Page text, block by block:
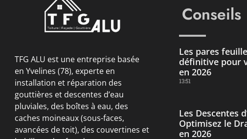
TFG ALU est une entreprise basée
en Yvelines (78), experte en
installation et réparation des
gouttières et descentes d’eau
pluviales, des boîtes à eau, des
caches moineaux (sous-faces,
avancées de toit), des couvertines et
Conseils
Les pares
définitive pour
en 2026
13:51
Les Descentes
Optimisez le
en 2026